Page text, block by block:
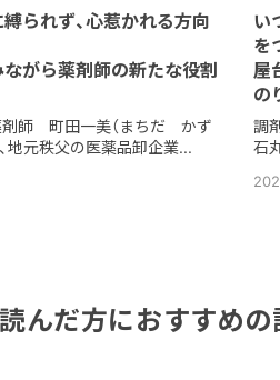
＃他職種
#健康サポート
#新しい薬剤師
られず、心惹かれる方向
がら薬剤師の新たな役割
師 町田一美（まちだ かず
地元秩父の医薬品卸企業...
い
を
屋
の
調
石
んだ方におすすめの